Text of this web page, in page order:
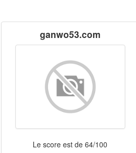
ganwo53.com
Le score est de 64/100